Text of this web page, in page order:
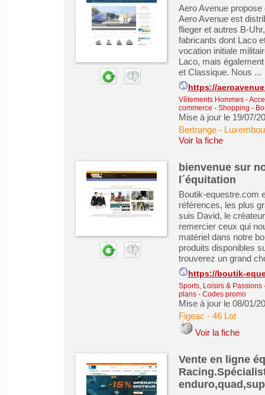
Aero Avenue
Aero Avenue est
flieger et autres B-
fabricants dont Laco
vocation initiale
Laco, mais
et Classique. Nous ...
https://
Vêtements Hommes -
commerce - Shopping -
Mise à jour le 19/07/
Bertrange -
Voir la fiche
bienvenue sur
l´équitation
Boutik-equestre.com
références, les plus
suis David, le
remercier ceux qui
matériel dans notre
produits disponibles
trouverez un grand
https://boutik-
Sports, Loisirs & Passions
plans - Codes promo
Mise à jour le 08/01/
Figeac - 46 Lot
Voir la fiche
Vente en ligne